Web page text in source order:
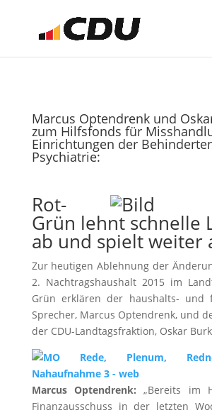
Marcus Optendrenk und
zum Hilfsfonds für
Einrichtungen der
Psychiatrie:
Rot-
Grün lehnt schnelle
ab und spielt weiter
Zur heutigen Ablehnung der
2. Nachtragshaushalt 2015 im
Grün erklären der haushalts- und
Sprecher, Marcus Optendrenk, und
der CDU-Landtagsfraktion, Oskar
Marcus Optendrenk: „Bereits im
Finanzausschuss in der letzten